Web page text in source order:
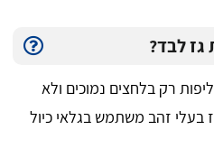
לבד?
רק בלחצים נמוכים ולא
בעלי זהב משתמש בגלאי כיול